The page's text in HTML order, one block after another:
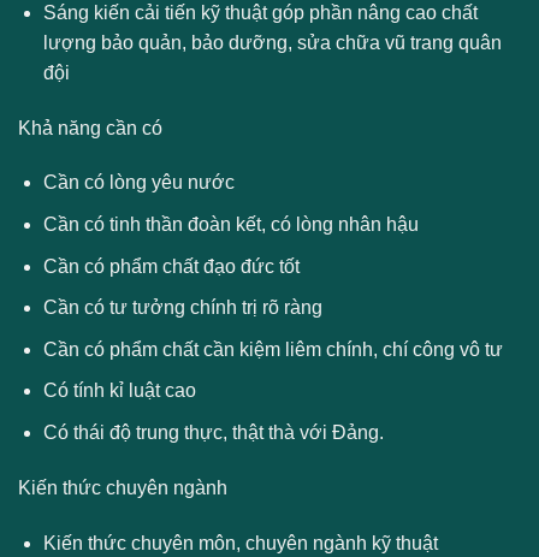
Sáng kiến cải tiến kỹ thuật góp phần nâng cao chất
lượng bảo quản, bảo dưỡng, sửa chữa vũ trang quân
đội
Khả năng cần có
Cần có lòng yêu nước
Cần có tinh thần đoàn kết, có lòng nhân hậu
Cần có phẩm chất đạo đức tốt
Cần có tư tưởng chính trị rõ ràng
Cần có phẩm chất cần kiệm liêm chính, chí công vô tư
Có tính kỉ luật cao
Có thái độ trung thực, thật thà với Đảng.
Kiến thức chuyên ngành
Kiến thức chuyên môn, chuyên ngành kỹ thuật